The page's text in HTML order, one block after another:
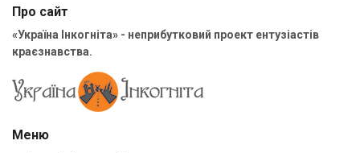
Про сайт
«Україна Інкогніта» - неприбутковий проект ентузіастів
краєзнавства.
Меню